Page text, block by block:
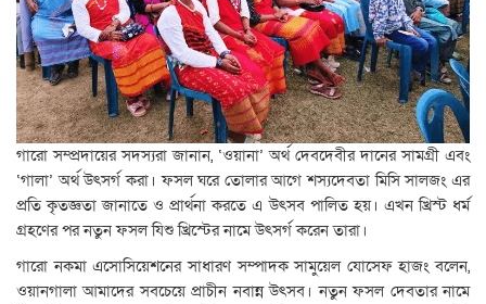
গারো সম্প্রদায়ের সদস্যরা জানান, ‘ওয়ানা’ অর্থ দেবদেবীর দানের সামগ্রী এবং
‘গালা’ অর্থ উৎসর্গ করা। ফসল ঘরে তোলার আগে শস্যদেবতা মিসি সালজং এর
প্রতি কৃতজ্ঞতা জানাতে ও প্রার্থনা করতে এ উৎসব পালিত হয়। এখন খ্রিস্ট ধর্ম
গ্রহণের পর নতুন ফসল যিশু খ্রিস্টের নামে উৎসর্গ করেন তারা।
গারো নকমা এসোসিয়েশনের সাধারণ সম্পাদক সামুয়েল যোসেফ হাজং বলেন,
ওয়ানগালা আমাদের সবচেয়ে প্রাচীন নবান্ন উৎসব। নতুন ফসল দেবতার নামে